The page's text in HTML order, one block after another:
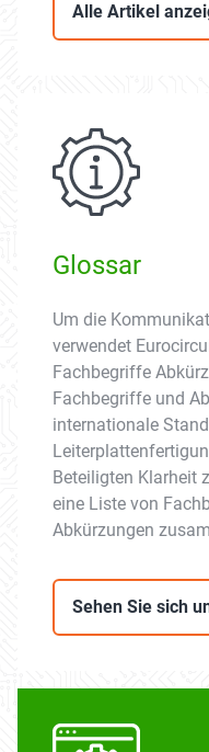
Alle Artikel
Glossar
Um die
verwendet
Fachbegriffe
Fachbegriffe und
internationale
Beteiligten Klarheit
eine Liste von
Abkürzungen
Sehen Sie sich